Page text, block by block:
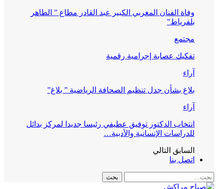
وفاة الفنان المغربي الكبير عبد القادر مطاع ” الطاهر
بلفرياط”
مجتمع
تفكيك عصابة إجرامية رقمية
آراء
بلاغ بشأن جدل تنظيم الصحافة الرياضية ” بلاغ”
آراء
انتخاب الدكتور توفيق عطيفي رئيسا جديدا لمركز بدائل
للدراسات الإنسانية والأدبية…
السابق التالي
اتصل بنا